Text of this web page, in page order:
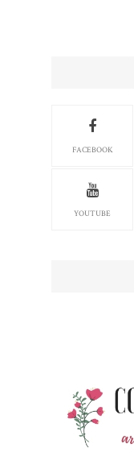
FACEBOOK
YOUTUBE